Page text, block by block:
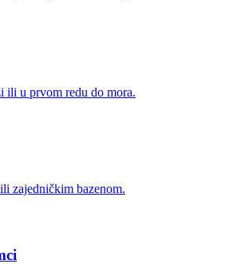
ili u prvom redu do mora.
zajedničkim bazenom.